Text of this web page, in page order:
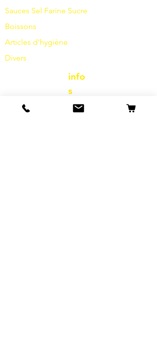
Sauces Sel Farine Sucre
Boissons
Articles d'hygiène
Divers
info
s
Notre histoire